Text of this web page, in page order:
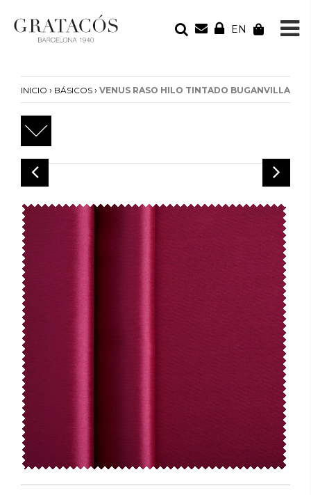
EN
Tu bolsa está vacía
INICIO › BÁSICOS › VENUS RASO HILO TINTADO BUGANVILLA